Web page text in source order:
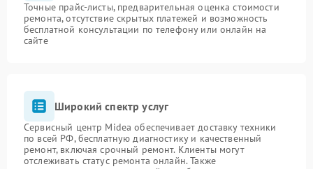
Точные прайс-листы, предварительная оценка стоимости
ремонта, отсутствие скрытых платежей и возможность
бесплатной консультации по телефону или онлайн на
сайте
Широкий спектр услуг
Сервисный центр Midea обеспечивает доставку техники
по всей РФ, бесплатную диагностику и качественный
ремонт, включая срочный ремонт. Клиенты могут
отслеживать статус ремонта онлайн. Также